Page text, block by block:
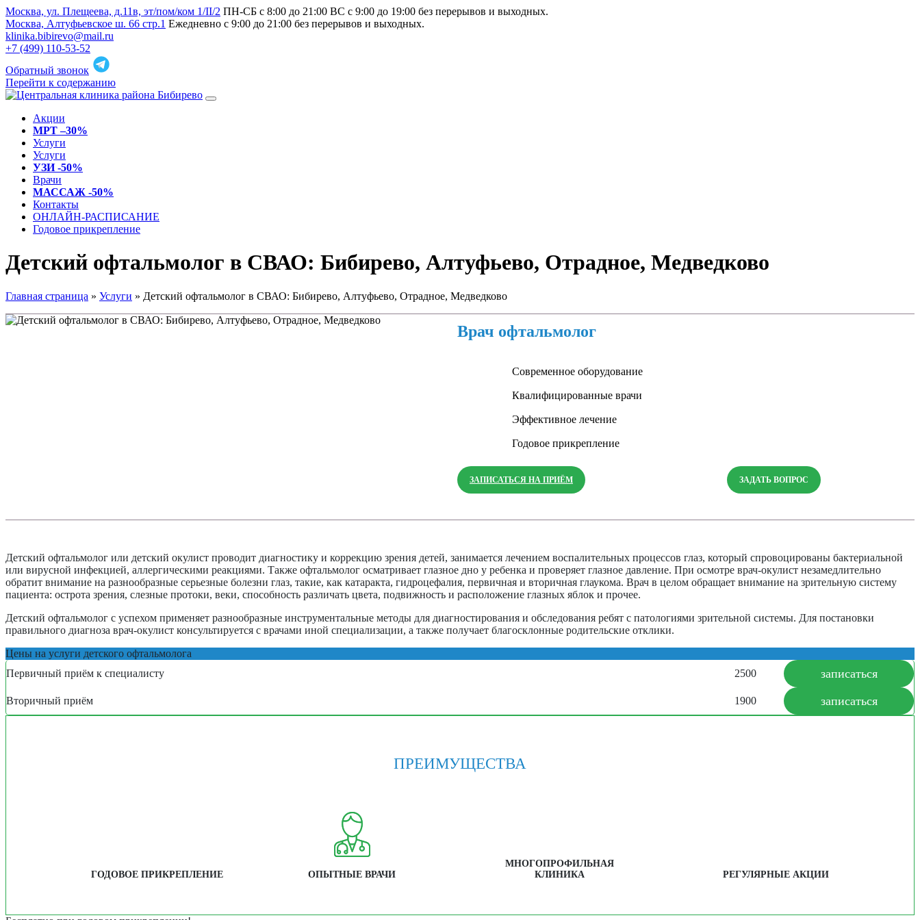
Москва, ул. Плещеева, д.11в, эт/пом/ком 1/II/2 ПН-СБ с 8:00 до 21:00 ВС с 9:00 до 19:00 без перерывов и выходных.
Москва, Алтуфьевское ш. 66 стр.1 Ежедневно с 9:00 до 21:00 без перерывов и выходных.
klinika.bibirevo@mail.ru
+7 (499) 110-53-52
Обратный звонок
Перейти к содержанию
Акции
МРТ –30%
Услуги
Услуги
УЗИ -50%
Врачи
МАССАЖ -50%
Контакты
ОНЛАЙН-РАСПИСАНИЕ
Годовое прикрепление
Детский офтальмолог в СВАО: Бибирево, Алтуфьево, Отрадное, Медведково
Главная страница » Услуги » Детский офтальмолог в СВАО: Бибирево, Алтуфьево, Отрадное, Медведково
Врач офтальмолог
Современное оборудование
Квалифицированные врачи
Эффективное лечение
Годовое прикрепление
ЗАПИСАТЬСЯ НА ПРИЁМ ЗАДАТЬ ВОПРОС
Детский офтальмолог или детский окулист проводит диагностику и коррекцию зрения детей, занимается лечением воспалительных процессов глаз, который спровоцированы бактериальной
или вирусной инфекцией, аллергическими реакциями. Также офтальмолог осматривает глазное дно у ребенка и проверяет глазное давление. При осмотре врач-окулист незамедлительно
обратит внимание на разнообразные серьезные болезни глаз, такие, как катаракта, гидроцефалия, первичная и вторичная глаукома. Врач в целом обращает внимание на зрительную систему
пациента: острота зрения, слезные протоки, веки, способность различать цвета, подвижность и расположение глазных яблок и прочее.
Детский офтальмолог с успехом применяет разнообразные инструментальные методы для диагностирования и обследования ребят с патологиями зрительной системы. Для постановки
правильного диагноза врач-окулист консультируется с врачами иной специализации, а также получает благосклонные родительские отклики.
Цены на услуги детского офтальмолога
Первичный приём к специалисту
2500 записаться
Вторичный приём 1900 записаться
ПРЕИМУЩЕСТВА
ГОДОВОЕ ПРИКРЕПЛЕНИЕ ОПЫТНЫЕ ВРАЧИ
МНОГОПРОФИЛЬНАЯ
КЛИНИКА
РЕГУЛЯРНЫЕ АКЦИИ